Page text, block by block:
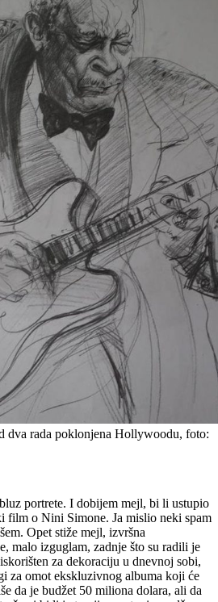
dva rada poklonjena Hollywoodu, foto:
portrete. I dobijem mejl, bi li ustupio
film o Nini Simone. Ja mislio neki spam
Opet stiže mejl, izvršna
malo izguglam, zadnje što su radili je
za dekoraciju u dnevnoj sobi,
za omot ekskluzivnog albuma koji će
da je budžet 50 miliona dolara, ali da